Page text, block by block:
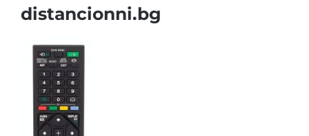
distancionni.bg